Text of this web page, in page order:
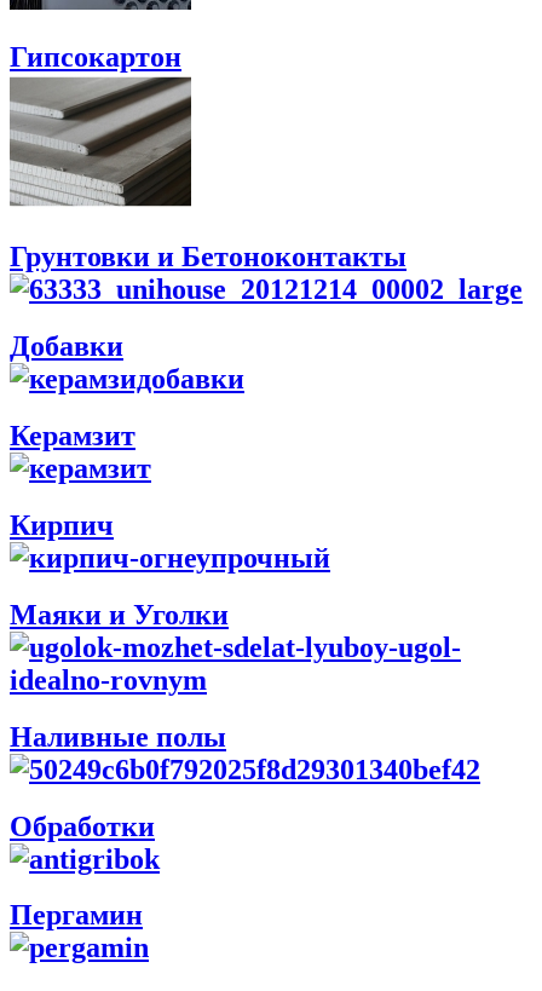
Гипсокартон
Грунтовки и Бетоноконтакты
Добавки
Керамзит
Кирпич
Маяки и Уголки
Наливные полы
Обработки
Пергамин